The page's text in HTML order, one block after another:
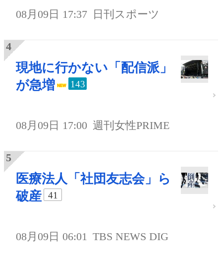
08月09日 17:37 日刊スポーツ
現地に行かない「配信派」
が急増
143
08月09日 17:00 週刊女性PRIME
医療法人「社団友志会」ら
破産
41
08月09日 06:01 TBS NEWS DIG